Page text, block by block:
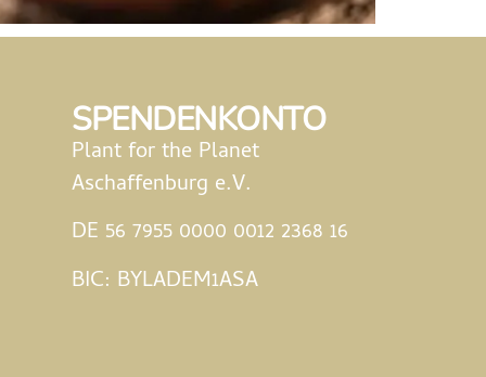
SPENDENKONTO
Plant for the Planet
Aschaffenburg e.V.
DE 56 7955 0000 0012 2368 16
BIC: BYLADEM1ASA